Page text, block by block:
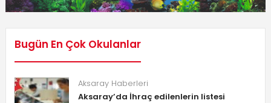
Bugün En Çok Okulanlar
Aksaray Haberleri
Aksaray’da İhraç edilenlerin listesi